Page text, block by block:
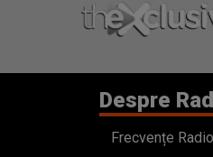
Despre
Frecvențe